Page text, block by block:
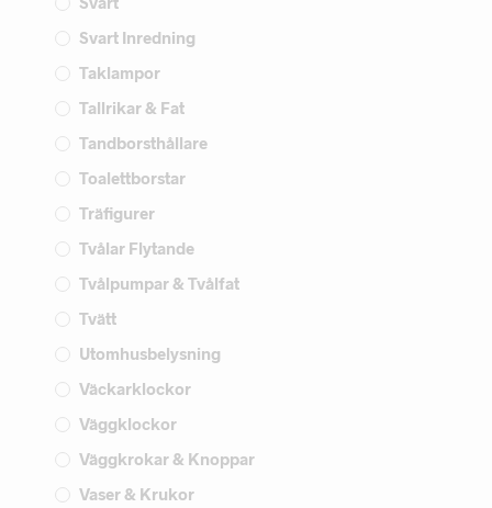
Svart Inredning
Taklampor
Tallrikar & Fat
Tandborsthållare
Toalettborstar
Träfigurer
Tvålar Flytande
Tvålpumpar & Tvålfat
Tvätt
Utomhusbelysning
Väckarklockor
Väggklockor
Väggkrokar & Knoppar
Vaser & Krukor